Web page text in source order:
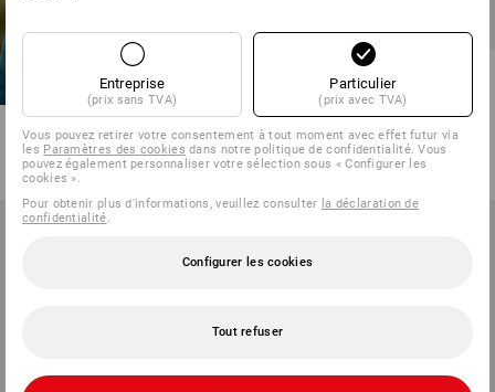
Veste sweat à capuche
e.s.motion ten, enfants
à p. de € 27,71
(TTC) à p. de 3 Pièces
Entreprise
(prix sans TVA)
Particulier
(prix avec TVA)
Vous pouvez retirer votre consentement à tout moment avec effet futur via
les Paramètres des cookies dans notre politique de confidentialité. Vous
pouvez également personnaliser votre sélection sous « Configurer les
cookies ».
Pour obtenir plus d'informations, veuillez consulter la déclaration de
confidentialité.
Configurer les cookies
Tout refuser